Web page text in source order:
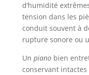
d’humidité
tension dans les
conduit souvent à
rupture sonore ou
Un pianobien
conservant